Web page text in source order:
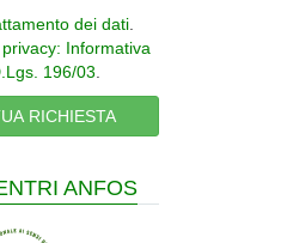
dei dati
Informativa
196/03
ANFOS